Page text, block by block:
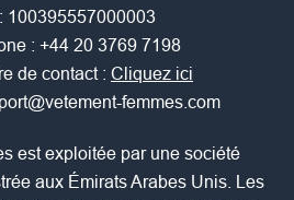
100395557000003
: +44 20 3769 7198
de contact : Cliquez ici
femmes.com
est exploitée par une société
aux Émirats Arabes Unis. Les